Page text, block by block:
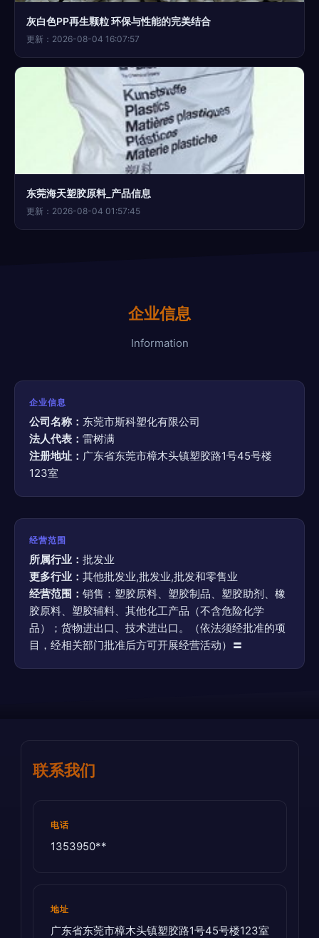
灰白色PP再生颗粒 环保与性能的完美结合
更新：2026-08-04 16:07:57
东莞海天塑胶原料_产品信息
更新：2026-08-04 01:57:45
企业信息
Information
企业信息
公司名称： 东莞市斯科塑化有限公司
法人代表： 雷树满
注册地址： 广东省东莞市樟木头镇塑胶路1号45号楼
123室
经营范围
所属行业： 批发业
更多行业： 其他批发业,批发业,批发和零售业
经营范围： 销售：塑胶原料、塑胶制品、塑胶助剂、橡
胶原料、塑胶辅料、其他化工产品（不含危险化学
品）；货物进出口、技术进出口。（依法须经批准的项
目，经相关部门批准后方可开展经营活动）〓
联系我们
电话
1353950**
地址
广东省东莞市樟木头镇塑胶路1号45号楼123室